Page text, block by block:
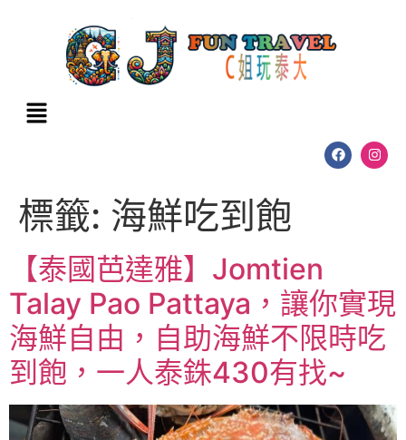
標籤: 海鮮吃到飽
【泰國芭達雅】Jomtien
Talay Pao Pattaya，讓你實現
海鮮自由，自助海鮮不限時吃
到飽，一人泰銖430有找~